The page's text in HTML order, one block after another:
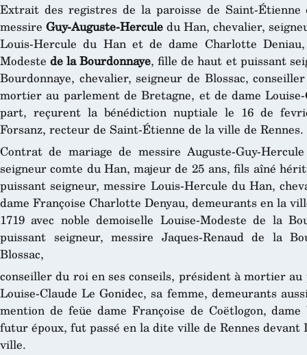
Extrait des registres de la paroisse de Saint-
messire Guy-Auguste-Hercule du Han, chevalier,
Louis-Hercule du Han et de dame Charlotte
Modestede la Bourdonnaye, fille de haut et puissant
Bourdonnaye, chevalier, seigneur de Blossac,
mortier au parlement de Bretagne, et de dame Louise-
part, reçurent la bénédiction nuptiale le 16 de
Forsanz, recteur de Saint-Étienne de la ville de Rennes.
Contrat de mariage de messire Auguste-Guy-
seigneur comte du Han, majeur de 25 ans, fils aîné
puissant seigneur, messire Louis-Hercule du Han,
dame Françoise Charlotte Denyau, demeurants en la
1719 avec noble demoiselle Louise-Modeste de la
puissant seigneur, messire Jaques-Renaud de la
Blossac,
conseiller du roi en ses conseils, président à mortier
Louise-Claude Le Gonidec, sa femme, demeurants
mention de feüe dame Françoise de Coëtlogon,
futur époux, fut passé en la dite ville de Rennes
ville.